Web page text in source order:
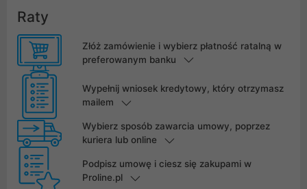
Raty
Złóż zamówienie i wybierz płatność ratalną w
preferowanym banku
Wypełnij wniosek kredytowy, który otrzymasz
mailem
Wybierz sposób zawarcia umowy, poprzez
kuriera lub online
Podpisz umowę i ciesz się zakupami w
Proline.pl